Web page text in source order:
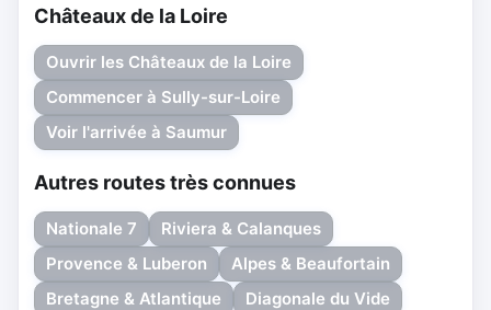
Châteaux de la Loire
Ouvrir les Châteaux de la Loire
Commencer à Sully-sur-Loire
Voir l'arrivée à Saumur
Autres routes très connues
Nationale 7
Riviera & Calanques
Provence & Luberon
Alpes & Beaufortain
Bretagne & Atlantique
Diagonale du Vide